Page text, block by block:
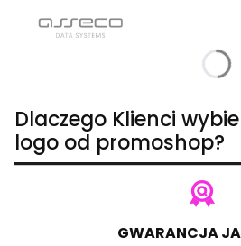
Dlaczego Klienci
logo od promoshop?
GWARANCJA